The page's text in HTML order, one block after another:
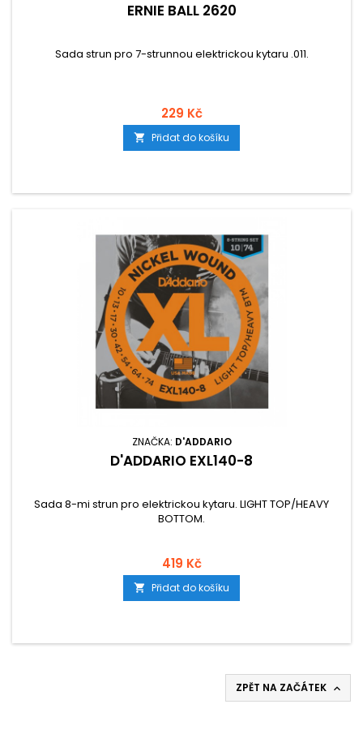
ERNIE BALL 2620
Sada strun pro 7-strunnou elektrickou kytaru .011.
229 Kč
 Přidat do košíku
ZNAČKA: D'ADDARIO
D'ADDARIO EXL140-8
Sada 8-mi strun pro elektrickou kytaru. LIGHT TOP/HEAVY
BOTTOM.
419 Kč
 Přidat do košíku
ZPĚT NA ZAČÁTEK 